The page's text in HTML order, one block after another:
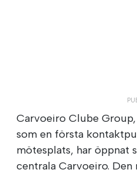
Carvoeiro Clube
som en första
mötesplats, har öppnat
centrala Carvoeiro.